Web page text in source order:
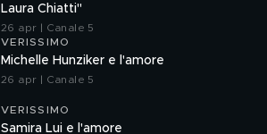
Laura Chiatti"
26 apr | Canale 5
VERISSIMO
Michelle Hunziker e l'amore
26 apr | Canale 5
VERISSIMO
Samira Lui e l'amore